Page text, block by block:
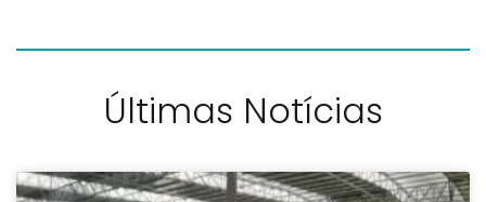
Últimas Notícias